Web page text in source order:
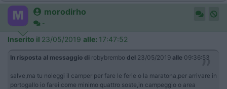
morodirho
-
Inserito il 23/05/2019 alle: 17:47:52
In risposta al messaggio di robybrembo del 23/05/2019 alle 09:36:53
salve,ma tu noleggi il camper per fare le ferie o la maratona,per arrivare in
portogallo io farei come minimo quattro soste,in campeggio o area